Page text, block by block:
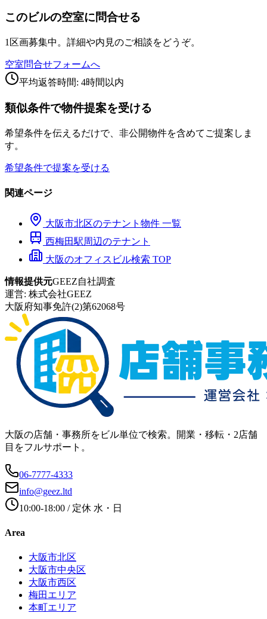
このビルの空室に問合せる
1区画募集中。詳細や内見のご相談をどうぞ。
空室問合せフォームへ
平均返答時間: 4時間以内
類似条件で物件提案を受ける
希望条件を伝えるだけで、非公開物件を含めてご提案しま
す。
希望条件で提案を受ける
関連ページ
大阪市北区のテナント物件 一覧
西梅田駅周辺のテナント
大阪のオフィスビル検索 TOP
情報提供元GEEZ自社調査
運営: 株式会社GEEZ
大阪府知事免許(2)第62068号
大阪の店舗・事務所をビル単位で検索。開業・移転・2店舗
目をフルサポート。
06-7777-4333
info@geez.ltd
10:00-18:00 / 定休 水・日
Area
大阪市北区
大阪市中央区
大阪市西区
梅田エリア
本町エリア